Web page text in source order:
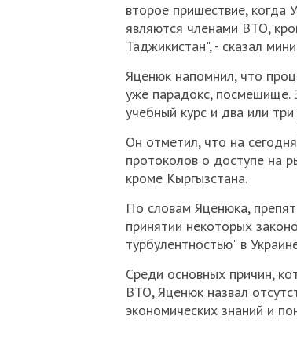
второе пришествие, когда
являются членами ВТО,
Таджикистан", - сказал
Яценюк напомнил, что
уже парадокс, посмешище.
учебный курс и два или
Он отметил, что на
протоколов о доступе на
кроме Кыргызстана.
По словам Яценюка,
принятии некоторых
турбулентностью" в
Среди основных причин,
ВТО, Яценюк назвал
экономических знаний и